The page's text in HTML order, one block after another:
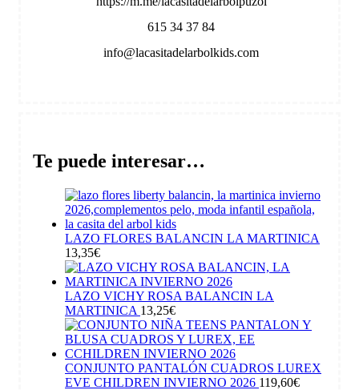
615 34 37 84
info@lacasitadelarbolkids.com
Te puede interesar…
LAZO FLORES BALANCIN LA MARTINICA
13,35€
LAZO VICHY ROSA BALANCIN LA
MARTINICA 13,25€
CONJUNTO PANTALÓN CUADROS LUREX
EVE CHILDREN INVIERNO 2026 119,60€